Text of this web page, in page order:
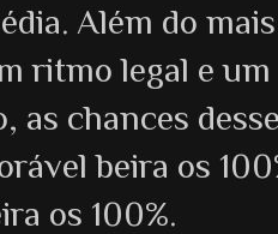
Além do
ritmo legal e um
as chances
beira os
os 100%.